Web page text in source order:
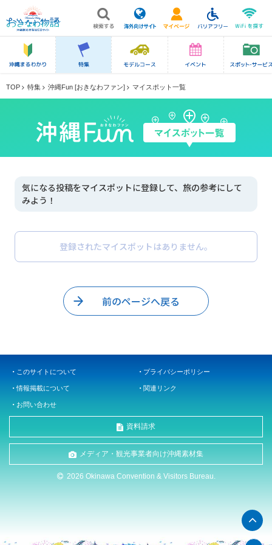
TOP 特集 沖縄Fun [おきなわファン] マイスポット一覧
気になる投稿をマイスポットに登録して、旅の参考にして
みよう！
登録されたマイスポットはありません。
前のページへ戻る
このサイトについて プライバシーポリシー
情報掲載について 関連リンク
お問い合わせ
資料請求
メディア・観光事業者向け沖縄素材集
2026 Okinawa Convention & Visitors Bureau.